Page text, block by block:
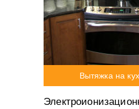
Вытяжка на